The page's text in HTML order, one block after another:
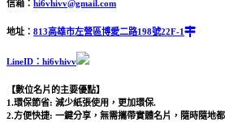
信箱： hi6vhivv@gmail.com
地址： 813高雄市左營區博愛二路198號22F-1
LineID：hi6vhivv
【數位名片的主要優點】
1.環保節省: 減少紙張使用，更加環保.
2.方便快捷: 一鍵分享，無需攜帶實體名片，隨時隨地